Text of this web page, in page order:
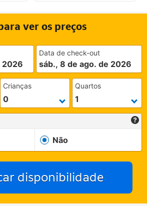
ver os preços
2026
Data de check-out
sáb., 8 de ago. de 2026
Crianças Quartos
Não
disponibilidade